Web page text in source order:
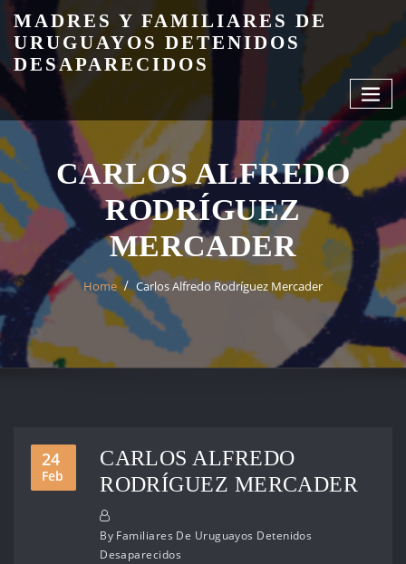
content
MADRES Y FAMILIARES DE
URUGUAYOS DETENIDOS
DESAPARECIDOS
CARLOS ALFREDO
RODRÍGUEZ
MERCADER
Home Carlos Alfredo Rodríguez Mercader
24
Feb
CARLOS ALFREDO
RODRÍGUEZ MERCADER
By Familiares De Uruguayos Detenidos
Desaparecidos